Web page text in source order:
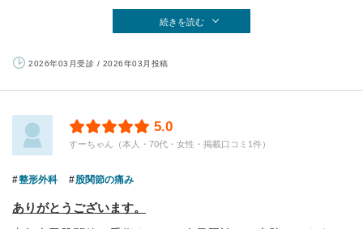
続きを読む
2026年03月受診 / 2026年03月投稿
5.0
すーちゃん（本人・70代・女性・掲載口コミ1件）
整形外科 股関節の痛み
ありがとうございます。